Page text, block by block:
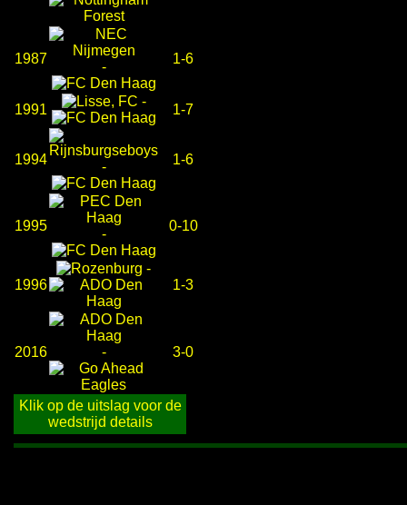
1987
-
1-6
1991
-
1-7
1994 - 1-6
1995
-
0-10
1996
-
1-3
2016 - 3-0
Klik op de uitslag voor de
wedstrijd details